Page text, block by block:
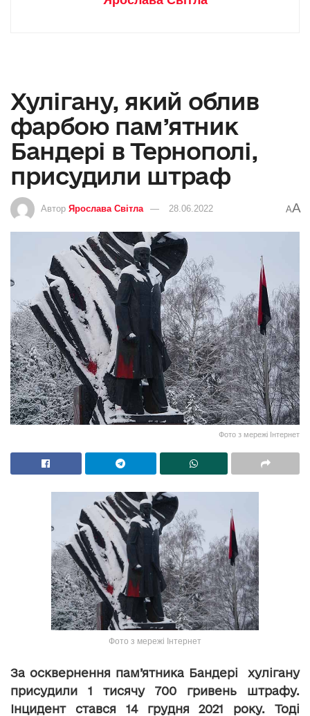
Хулігану, який облив
фарбою пам’ятник
Бандері в Тернополі,
присудили штраф
Автор Ярослава Світла 28.06.2022 AA
Фото з мережі Інтернет
Фото з мережі Інтернет
За осквернення пам’ятника Бандері хулігану
присудили 1 тисячу 700 гривень штрафу.
Інцидент стався 14 грудня 2021 року. Тоді